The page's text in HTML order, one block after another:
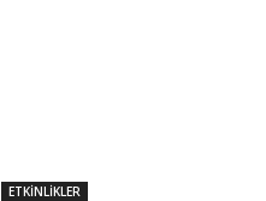
ETKİNLİKLER